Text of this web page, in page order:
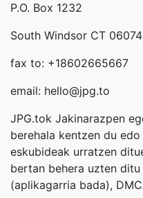
P.O. Box 1232
South Windsor CT 06074
fax to: +18602665667
email: hello@jpg.to
JPG.tok Jakinarazpen
berehala kentzen du
eskubideak urratzen
bertan behera uzten
(aplikagarria bada),